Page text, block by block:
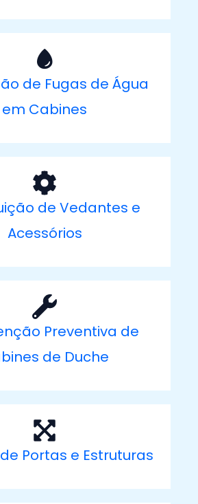
de Fugas de Água
em Cabines
de Vedantes e
Acessórios
Preventiva de
de Duche
Portas e Estruturas